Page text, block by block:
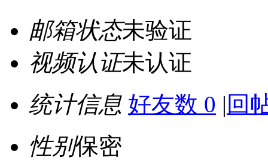
邮箱状态未验证
视频认证未认证
统计信息 好友数 0 | 回
性别保密